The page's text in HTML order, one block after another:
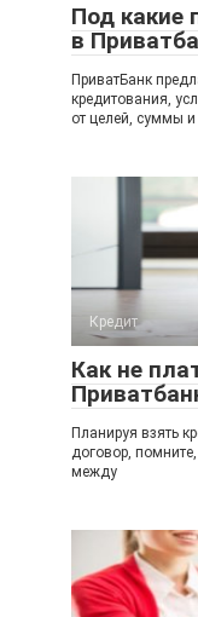
Под какие
в
ПриватБанк
кредитования,
от целей, суммы и
Кредит
Как не
Планируя взять
договор,
между